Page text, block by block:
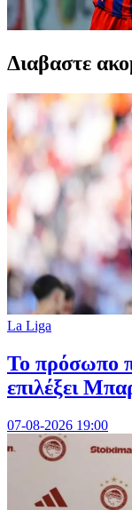
Διαβαστε
La Liga
Το πρόσωπο
επιλέξει
07-08-2026 19:00